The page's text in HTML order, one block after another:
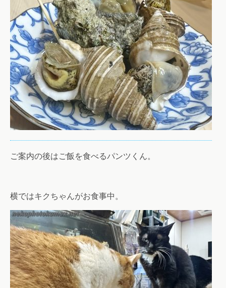
ご案内の後はご飯を食べるパンツくん。
横ではキクちゃんがお食事中。